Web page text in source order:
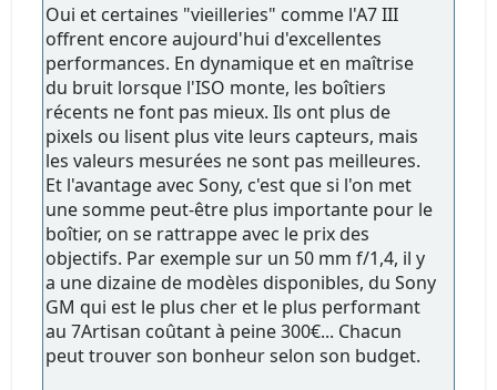
Oui et certaines "vieilleries" comme l'A7 III
offrent encore aujourd'hui d'excellentes
performances. En dynamique et en maîtrise
du bruit lorsque l'ISO monte, les boîtiers
récents ne font pas mieux. Ils ont plus de
pixels ou lisent plus vite leurs capteurs, mais
les valeurs mesurées ne sont pas meilleures.
Et l'avantage avec Sony, c'est que si l'on met
une somme peut-être plus importante pour le
boîtier, on se rattrappe avec le prix des
objectifs. Par exemple sur un 50 mm f/1,4, il y
a une dizaine de modèles disponibles, du Sony
GM qui est le plus cher et le plus performant
au 7Artisan coûtant à peine 300€... Chacun
peut trouver son bonheur selon son budget.